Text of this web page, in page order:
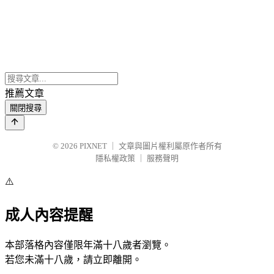
推薦文章
關閉搜尋
© 2026 PIXNET
文章與圖片權利屬原作者所有
隱私權政策
服務聲明
⚠️
成人內容提醒
本部落格內容僅限年滿十八歲者瀏覽。
若您未滿十八歲，請立即離開。